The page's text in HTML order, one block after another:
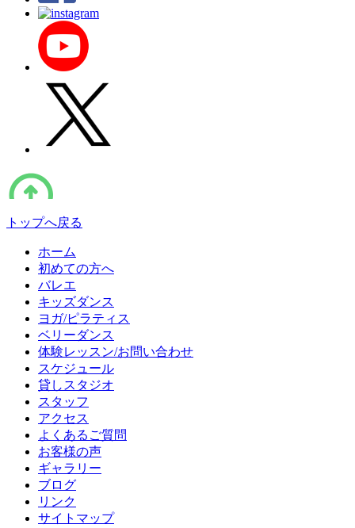
トップへ戻る
ホーム
初めての方へ
バレエ
キッズダンス
ヨガ/ピラティス
ベリーダンス
体験レッスン/お問い合わせ
スケジュール
貸しスタジオ
スタッフ
アクセス
よくあるご質問
お客様の声
ギャラリー
ブログ
リンク
サイトマップ